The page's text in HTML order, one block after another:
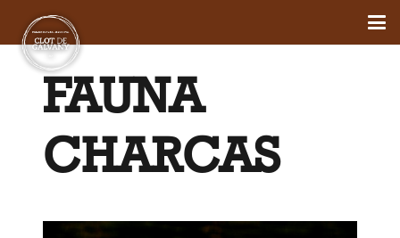
FAUNA
CHARCAS